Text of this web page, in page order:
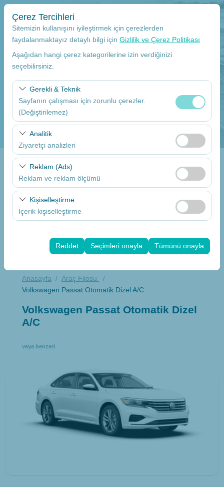
Çerez Tercihleri
Sitemizin kullanışını iyileştirmek için çerezlerden
faydalanmaktayız detaylı bilgi için Gizlilik ve Çerez Politikası
Aşağıdan hangi çerez kategorilerine izin verdiğinizi
seçebilirsiniz.
Gerekli & Teknik
Sayfanın çalışması için zorunlu çerezler.
(Değiştirilemez)
Bu çerezler sitenin doğru şekilde çalışması, güvenlik,
oturum yönetimi ve temel işlevler için gereklidir. Devre
dışı bırakılamaz.
Analitik
Ziyaretçi analizleri
Bu çerezler, sitemizin nasıl kullanıldığını (ziyaretçi sayısı,
en çok ziyaret edilen sayfalar, kullanıcı davranışları)
analiz etmemizi sağlar. Bu veriler, web sitesi
performansını ölçmek ve kullanıcı deneyimini sürekli
iyileştirmek için kullanılır.
Reklam (Ads)
Reklam ve reklam ölçümü
Bu çerezler, size ilgi alanlarınıza uygun kişiselleştirilmiş
reklamlar göstermemize ve reklam kampanyalarımızın
etkinliğini (gösterim sayısı, tıklama oranı) ölçmemize
Kişiselleştirme
İçerik kişiselleştirme
ve diğer yapılandırmalarınızı koruyarak, platformdaki
deneyiminizin tutarlılığını ve sürekliliğini sağlamak
Reddet Seçimleri onayla Tümünü onayla
Alış Yeri
Aracı farklı bir lokasyona bırakacağım
Alış Tarih
Bırakış Tarih
09:00
Araçları Listele
Anasayfa
Araç Filosu
Volkswagen Passat Otomatik Dizel A/C
Volkswagen Passat Otomatik Dizel
A/C
veya benzeri